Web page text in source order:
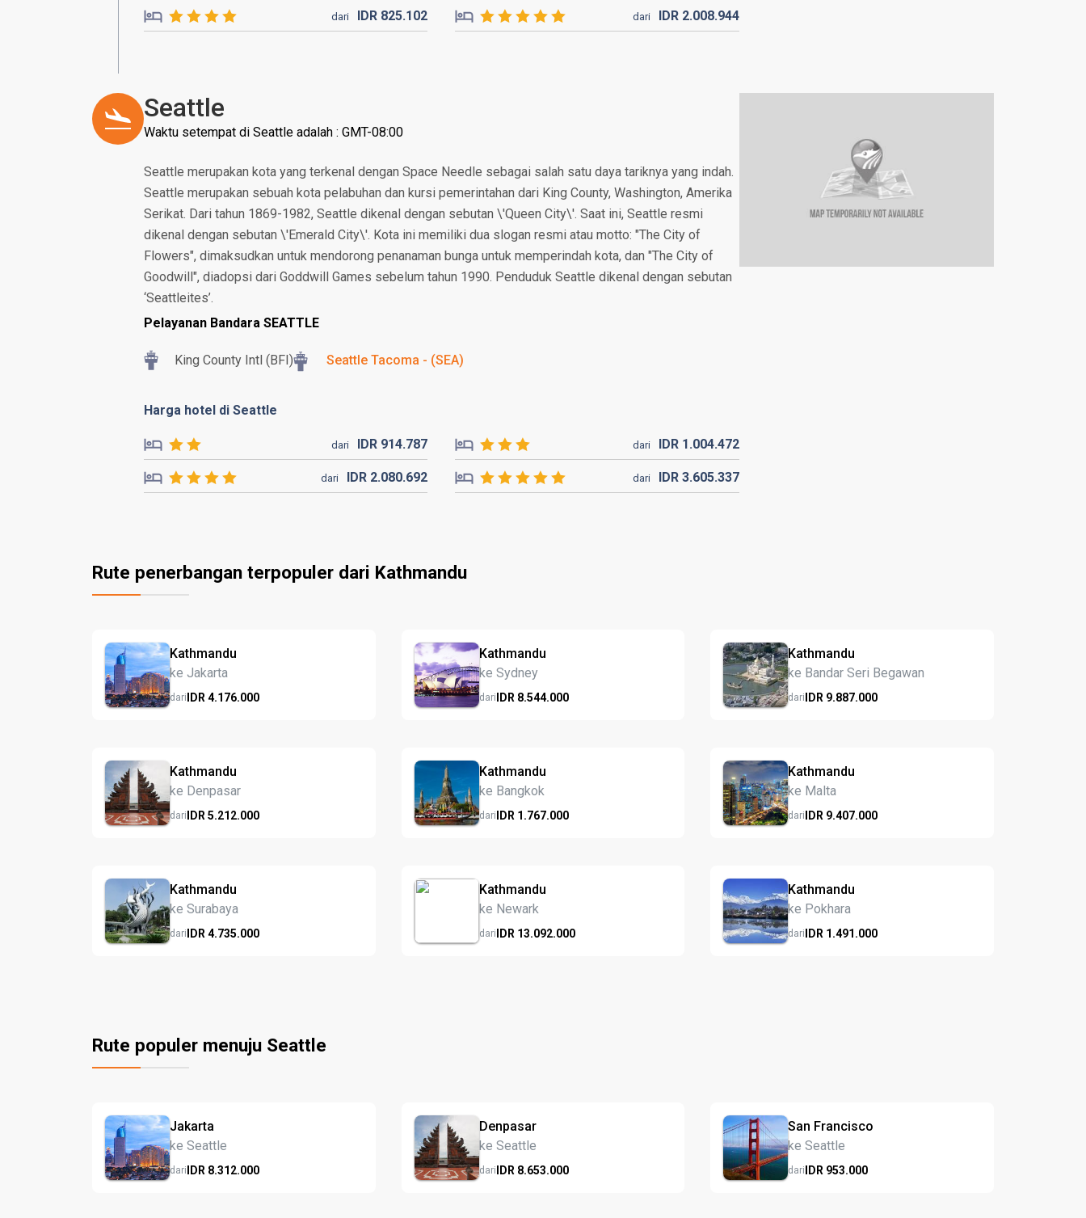
dari IDR 825.102 dari IDR 2.008.944
Seattle
Waktu setempat di Seattle adalah : GMT-08:00
Seattle merupakan kota yang terkenal dengan Space Needle sebagai salah satu daya tariknya yang indah.
Seattle merupakan sebuah kota pelabuhan dan kursi pemerintahan dari King County, Washington, Amerika
Serikat. Dari tahun 1869-1982, Seattle dikenal dengan sebutan \'Queen City\'. Saat ini, Seattle resmi
dikenal dengan sebutan \'Emerald City\'. Kota ini memiliki dua slogan resmi atau motto: "The City of
Flowers", dimaksudkan untuk mendorong penanaman bunga untuk memperindah kota, dan "The City of
Goodwill", diadopsi dari Goddwill Games sebelum tahun 1990. Penduduk Seattle dikenal dengan sebutan
‘Seattleites’.
Pelayanan Bandara SEATTLE
King County Intl (BFI) Seattle Tacoma - (SEA)
Harga hotel di Seattle
dari IDR 914.787 dari IDR 1.004.472
dari IDR 2.080.692 dari IDR 3.605.337
Rute penerbangan terpopuler dari Kathmandu
Kathmandu
ke Jakarta
dariIDR 4.176.000
Kathmandu
ke Sydney
dariIDR 8.544.000
Kathmandu
ke Bandar Seri Begawan
dariIDR 9.887.000
Kathmandu
ke Denpasar
dariIDR 5.212.000
Kathmandu
ke Bangkok
dariIDR 1.767.000
Kathmandu
ke Malta
dariIDR 9.407.000
Kathmandu
ke Surabaya
dariIDR 4.735.000
Kathmandu
ke Newark
dariIDR 13.092.000
Kathmandu
ke Pokhara
dariIDR 1.491.000
Rute populer menuju Seattle
Jakarta
ke Seattle
dariIDR 8.312.000
Denpasar
ke Seattle
dariIDR 8.653.000
San Francisco
ke Seattle
dariIDR 953.000